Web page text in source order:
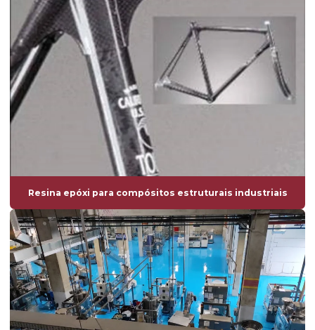
Resina epóxi para compósitos estruturais industriais